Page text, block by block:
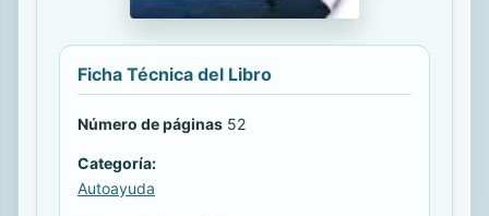
Ficha Técnica del Libro
Número de páginas 52
Categoría:
Autoayuda